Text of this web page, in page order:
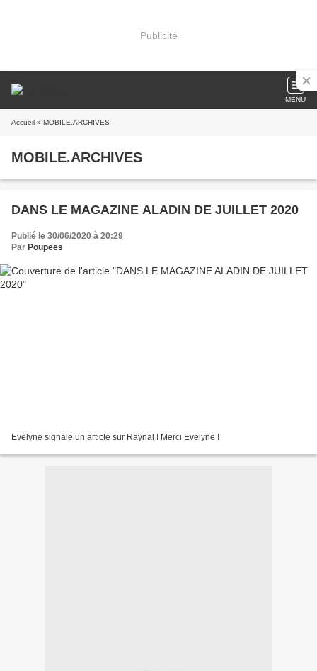
Publicité
MENU
Accueil » MOBILE.ARCHIVES
MOBILE.ARCHIVES
DANS LE MAGAZINE ALADIN DE JUILLET 2020
Publié le 30/06/2020 à 20:29
Par Poupees
Evelyne signale un article sur Raynal ! Merci Evelyne !